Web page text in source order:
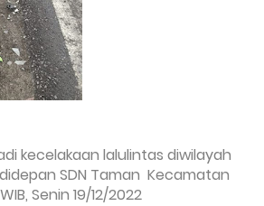
kecelakaan lalulintas diwilayah
SDN Taman Kecamatan
Senin 19/12/2022